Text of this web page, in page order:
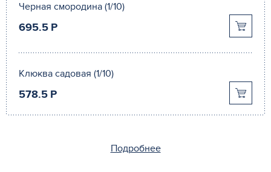
Черная смородина (1/10)
695.5 P
Клюква садовая (1/10)
578.5 P
Подробнее